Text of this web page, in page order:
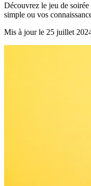
Découvrez le jeu de
simple ou vos
Mis à jour le 25 juillet